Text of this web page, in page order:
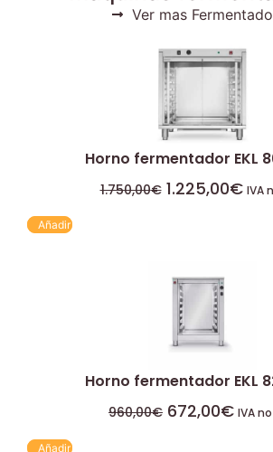
Ver mas
Horno fermentador EKL
1.750,00€ 1.225,00€ IVA
Añadir
Horno fermentador EKL
960,00€ 672,00€ IVA
Añadir